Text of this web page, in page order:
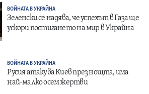
ВОЙНАТА В УКРАЙНА
Зеленски се надява, че успехът в Газа ще
ускори постигането на мир в Украйна
ВОЙНАТА В УКРАЙНА
Русия атакува Киев през нощта, има
най-малко осем жертви